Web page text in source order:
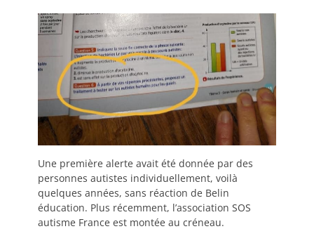
Une première alerte avait été donnée par des
personnes autistes individuellement, voilà
quelques années, sans réaction de Belin
éducation. Plus récemment, l’association SOS
autisme France est montée au créneau.